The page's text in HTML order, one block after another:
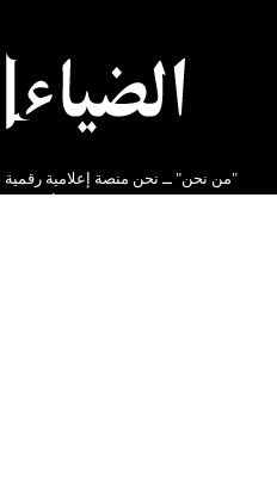
"من نحن" ــ نحن منصة إعلامية رقمية